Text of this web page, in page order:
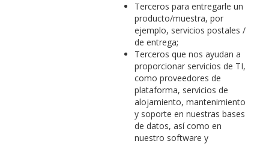
Terceros para entregarle un
producto/muestra, por
ejemplo, servicios postales /
de entrega;
Terceros que nos ayudan a
proporcionar servicios de TI,
como proveedores de
plataforma, servicios de
alojamiento, mantenimiento
y soporte en nuestras bases
de datos, así como en
nuestro software y